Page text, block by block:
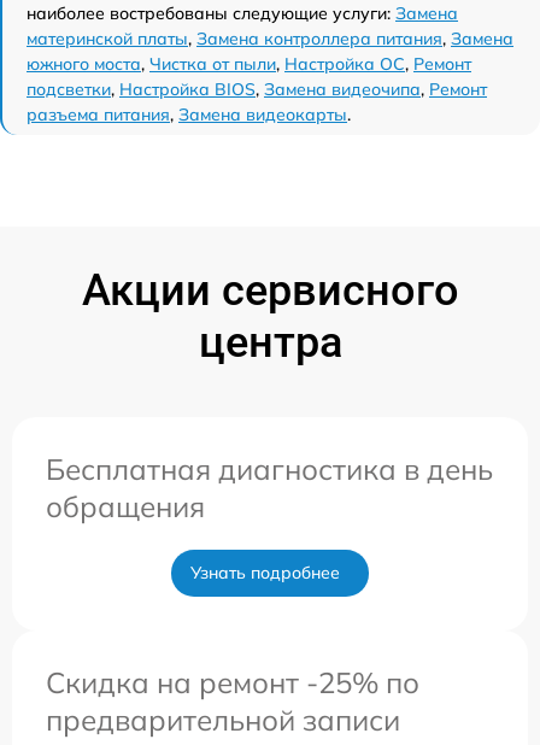
наиболее востребованы следующие услуги: Замена
материнской платы, Замена контроллера питания, Замена
южного моста, Чистка от пыли, Настройка ОС, Ремонт
подсветки, Настройка BIOS, Замена видеочипа, Ремонт
разъема питания, Замена видеокарты.
Акции сервисного
центра
Бесплатная диагностика в день
обращения
Узнать подробнее
Скидка на ремонт -25% по
предварительной записи